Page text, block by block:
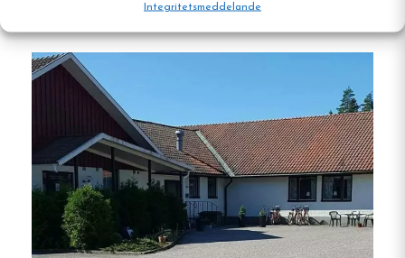
Integritetsmeddelande
Boende för grupper: Perfekt för familjer,
vänner eller företagsträffar – hela
vandrarhemmet kan hyras för egen räkning,
vilket ger en unik miljö för sammankomster.
Det som gör oss speciella
Historisk charm : Byggnaderna på Tallbacka
har en rik historia, och vissa hus är från 1940-
talet, vilket ger gästerna en inblick i det